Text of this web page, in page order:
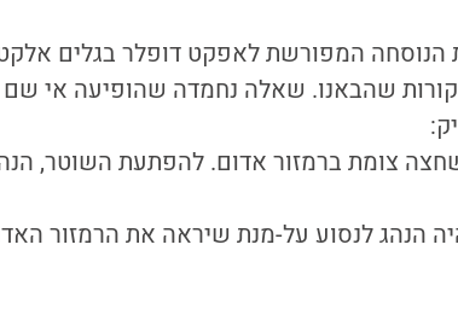
המפורשת לאפקט דופלר בגלים
שהבאנו. שאלה נחמדה שהופיעה אי שם
צומת ברמזור אדום. להפתעת השוטר,
הנהג לנסוע על-מנת שיראה את הרמזור